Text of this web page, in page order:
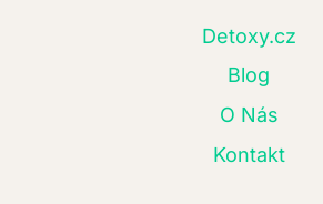
Detoxy.cz
Blog
O Nás
Kontakt